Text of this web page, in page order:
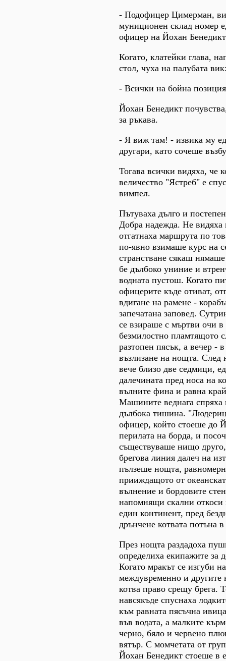
- Подофицер Цимерман,
муниционен склад номер
офицер на Йохан
Когато, клатейки глава,
стол, чуха на палубата
- Всички на бойна
Йохан Бенедикт
за ръкава.
- Я виж там! - извика му
другари, като сочеше
Тогава всички видяха, че
величество "Ястреб" е
вимпел.
Пътуваха дълго и
Добра надежда. Не видяха
отгатнаха маршрута по
по-явно взимаше курс на
странстване сякаш
бе дълбоко униние и
водната пустош. Когато
офицерите къде отиват,
вдигане на рамене -
запечатана заповед.
се взираше с мъртви очи в
безмилостно пламтящото
разтопен пясък, а вечер -
възлизане на нощта. След
вече близо две седмици,
далечината пред носа на
вълните фина и равна
Машините веднага спряха
дълбока тишина.
офицер, който стоеше до
перилата на борда, и
съществуваше нищо друго,
брегова линия далеч на
пълзеше нощта,
прииждащото от
вълнение и бордовите
напомнящи скални откоси
един континент, пред
дрънчене котвата потъна
През нощта раздадоха
определиха екипажите за
Когато мракът се изгуби
междувременно и другите
котва право срещу брега.
навсякъде спуснаха
към равната пясъчна
във водата, а малките
черно, бяло и червено
вятър. С момчетата от
Йохан Бенедикт стоеше в